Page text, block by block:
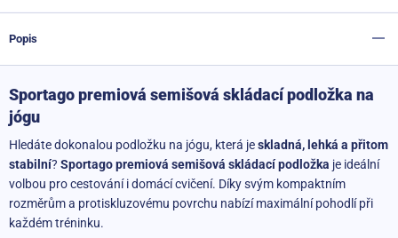
Popis
Sportago premiová semišová skládací podložka na
jógu
Hledáte dokonalou podložku na jógu, která jeskladná, lehká a přitom
stabilní? Sportago premiová semišová skládací podložka je ideální
volbou pro cestování i domácí cvičení. Díky svým kompaktním
rozměrům a protiskluzovému povrchu nabízí maximální pohodlí při
každém tréninku.